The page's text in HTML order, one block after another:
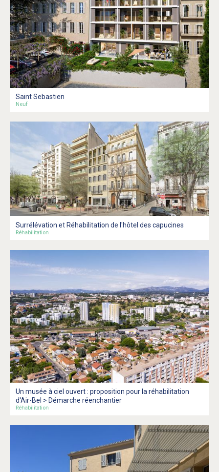
Saint Sebastien
Neuf
Surrélévation et Réhabilitation de l'hôtel des capucines
Réhabilitation
Un musée à ciel ouvert : proposition pour la réhabilitation
d'Air-Bel > Démarche réenchantier
Réhabilitation